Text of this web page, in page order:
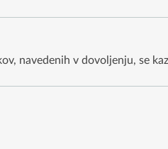
navedenih v dovoljenju, se